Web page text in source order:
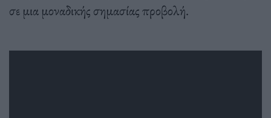
σε μια μοναδικής σημασίας προβολή.